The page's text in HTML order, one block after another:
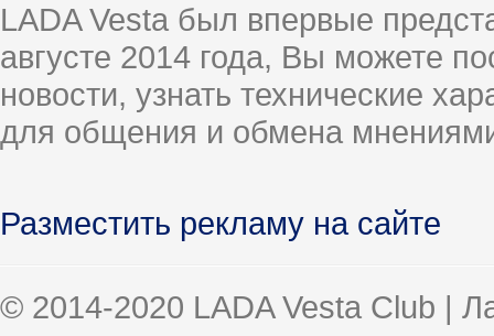
LADA Vesta был впервые
августе 2014 года, Вы можете
новости, узнать технические
для общения и обмена
Разместить рекламу на сайте
© 2014-2020 LADA Vesta Club |